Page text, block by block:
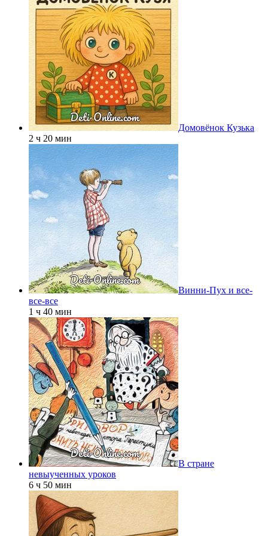
Домовёнок Кузька
2 ч 20 мин
Винни-Пух и все-
все-все
1 ч 40 мин
В стране
невыученных уроков
6 ч 50 мин